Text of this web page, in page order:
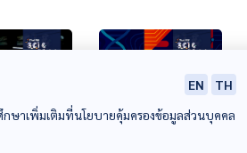
EN
TH
กษาเพิ่มเติมที่นโยบายคุ้มครองข้อมูลส่วนบุคคล